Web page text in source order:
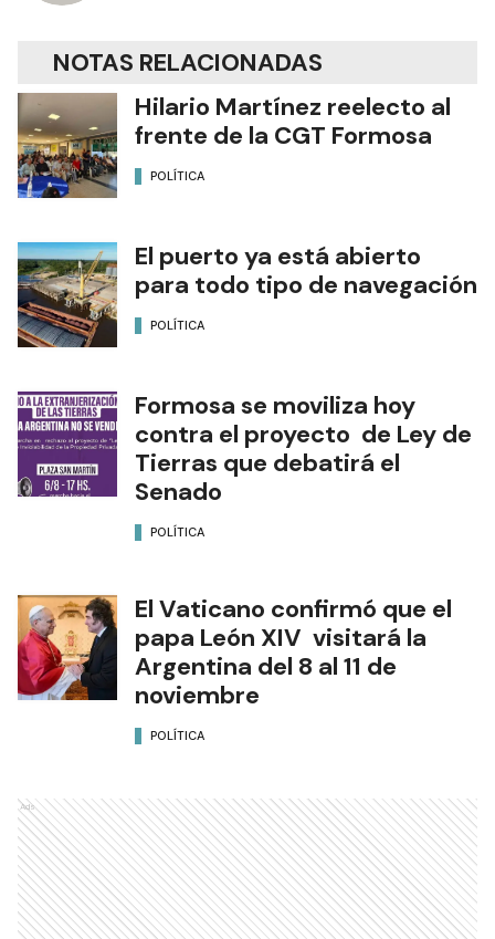
NOTAS RELACIONADAS
Hilario Martínez reelecto al
frente de la CGT Formosa
POLÍTICA
El puerto ya está abierto
para todo tipo de navegación
POLÍTICA
Formosa se moviliza hoy
contra el proyecto de Ley de
Tierras que debatirá el
Senado
POLÍTICA
El Vaticano confirmó que el
papa León XIV visitará la
Argentina del 8 al 11 de
noviembre
POLÍTICA
Ads